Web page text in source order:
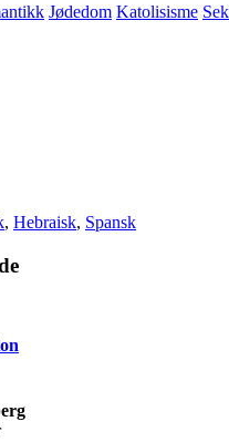
Jødedom Katolisisme
, Hebraisk, Spansk